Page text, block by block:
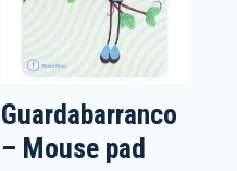
Guardabarranco
– Mouse pad